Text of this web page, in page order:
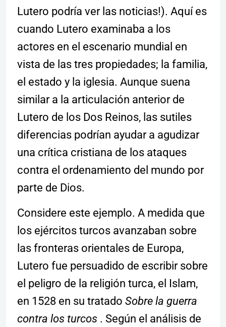
Lutero podría ver las noticias!). Aquí es
cuando Lutero examinaba a los
actores en el escenario mundial en
vista de las tres propiedades; la familia,
el estado y la iglesia. Aunque suena
similar a la articulación anterior de
Lutero de los Dos Reinos, las sutiles
diferencias podrían ayudar a agudizar
una crítica cristiana de los ataques
contra el ordenamiento del mundo por
parte de Dios.
Considere este ejemplo. A medida que
los ejércitos turcos avanzaban sobre
las fronteras orientales de Europa,
Lutero fue persuadido de escribir sobre
el peligro de la religión turca, el Islam,
en 1528 en su tratado Sobre la guerra
contra los turcos . Según el análisis de